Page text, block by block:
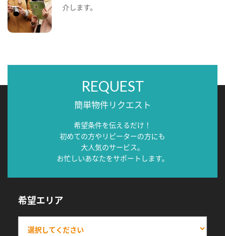
介します。
REQUEST
簡単物件リクエスト
希望条件を伝えるだけ！
初めての方やリピーターの方にも
大人気のサービス。
お忙しいあなたをサポートします。
希望エリア